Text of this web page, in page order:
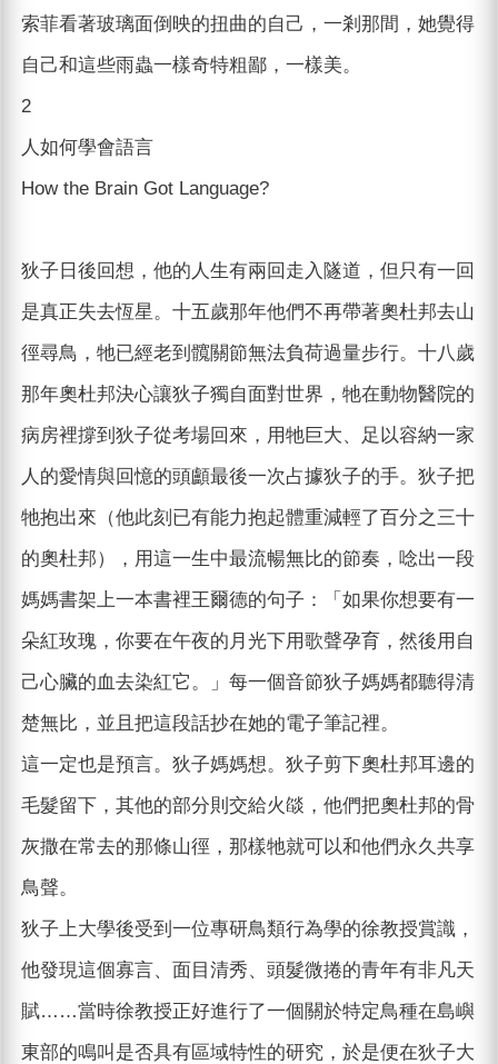
索菲看著玻璃面倒映的扭曲的自己，一剎那間，她覺得
自己和這些雨蟲一樣奇特粗鄙，一樣美。
2
人如何學會語言
How the Brain Got Language?
狄子日後回想，他的人生有兩回走入隧道，但只有一回
是真正失去恆星。十五歲那年他們不再帶著奧杜邦去山
徑尋鳥，牠已經老到髖關節無法負荷過量步行。十八歲
那年奧杜邦決心讓狄子獨自面對世界，牠在動物醫院的
病房裡撐到狄子從考場回來，用牠巨大、足以容納一家
人的愛情與回憶的頭顱最後一次占據狄子的手。狄子把
牠抱出來（他此刻已有能力抱起體重減輕了百分之三十
的奧杜邦），用這一生中最流暢無比的節奏，唸出一段
媽媽書架上一本書裡王爾德的句子：「如果你想要有一
朵紅玫瑰，你要在午夜的月光下用歌聲孕育，然後用自
己心臟的血去染紅它。」每一個音節狄子媽媽都聽得清
楚無比，並且把這段話抄在她的電子筆記裡。
這一定也是預言。狄子媽媽想。狄子剪下奧杜邦耳邊的
毛髮留下，其他的部分則交給火燄，他們把奧杜邦的骨
灰撒在常去的那條山徑，那樣牠就可以和他們永久共享
鳥聲。
狄子上大學後受到一位專研鳥類行為學的徐教授賞識，
他發現這個寡言、面目清秀、頭髮微捲的青年有非凡天
賦……當時徐教授正好進行了一個關於特定鳥種在島嶼
東部的鳴叫是否具有區域特性的研究，於是便在狄子大